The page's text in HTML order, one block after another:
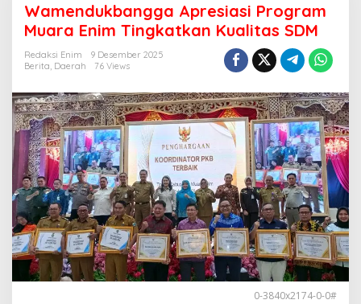
m
e
n
b
a
n
g
g
a
A
p
r
e
s
i
a
s
Wamendukbangga Apresiasi Program
Muara Enim Tingkatkan Kualitas SDM
Redaksi Enim
9 Desember 2025
Berita, Daerah 76 Views
0-3840x2174-0-0#